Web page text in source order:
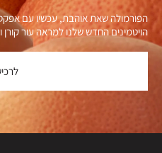
הויטמינים החדש שלנו למראה עור קורן